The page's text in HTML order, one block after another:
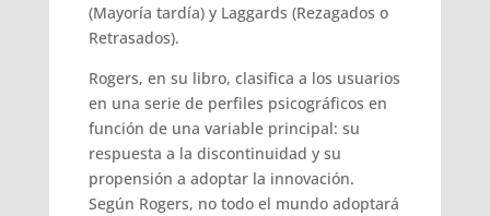
(Mayoría tardía) y Laggards (Rezagados o
Retrasados).
Rogers, en su libro, clasifica a los usuarios
en una serie de perfiles psicográficos en
función de una variable principal: su
respuesta a la discontinuidad y su
propensión a adoptar la innovación.
Según Rogers, no todo el mundo adoptará